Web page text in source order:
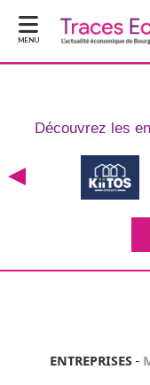
MENU
Découvrez les
ENTREPRISES -